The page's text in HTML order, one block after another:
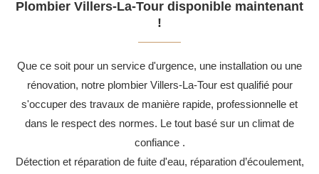
Plombier Villers-La-Tour disponible maintenant
!
Que ce soit pour un service d'urgence, une installation ou une
rénovation, notre plombier Villers-La-Tour est qualifié pour
s'occuper des travaux de manière rapide, professionnelle et
dans le respect des normes. Le tout basé sur un climat de
confiance .
Détection et réparation de fuite d'eau, réparation d’écoulement,